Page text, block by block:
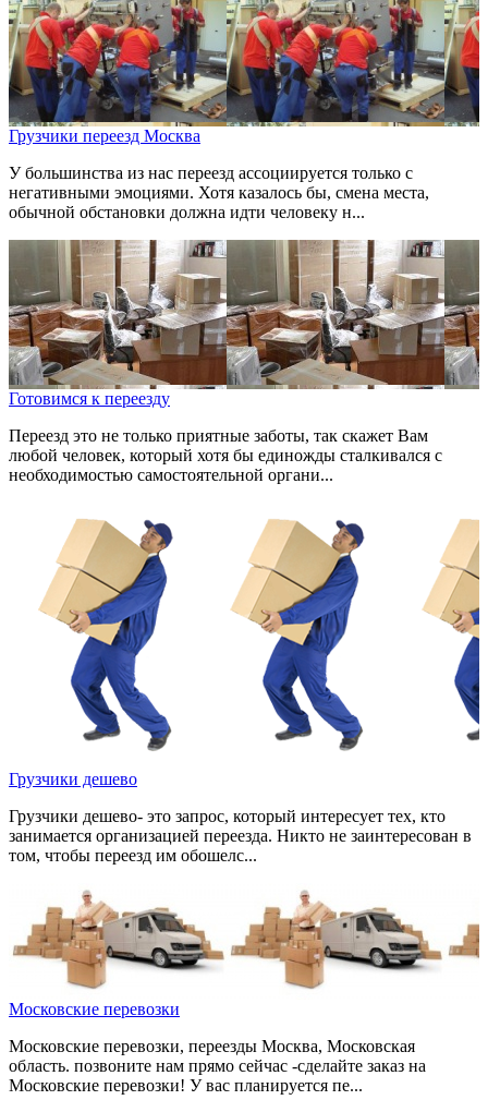
Грузчики переезд Москва
У большинства из нас переезд ассоциируется только с
негативными эмоциями. Хотя казалось бы, смена места,
обычной обстановки должна идти человеку н...
Готовимся к переезду
Переезд это не только приятные заботы, так скажет Вам
любой человек, который хотя бы единожды сталкивался с
необходимостью самостоятельной органи...
Грузчики дешево
Грузчики дешево- это запрос, который интересует тех, кто
занимается организацией переезда. Никто не заинтересован в
том, чтобы переезд им обошелс...
Московские перевозки
Московские перевозки, переезды Москва, Московская
область. позвоните нам прямо сейчас -сделайте заказ на
Московские перевозки! У вас планируется пе...